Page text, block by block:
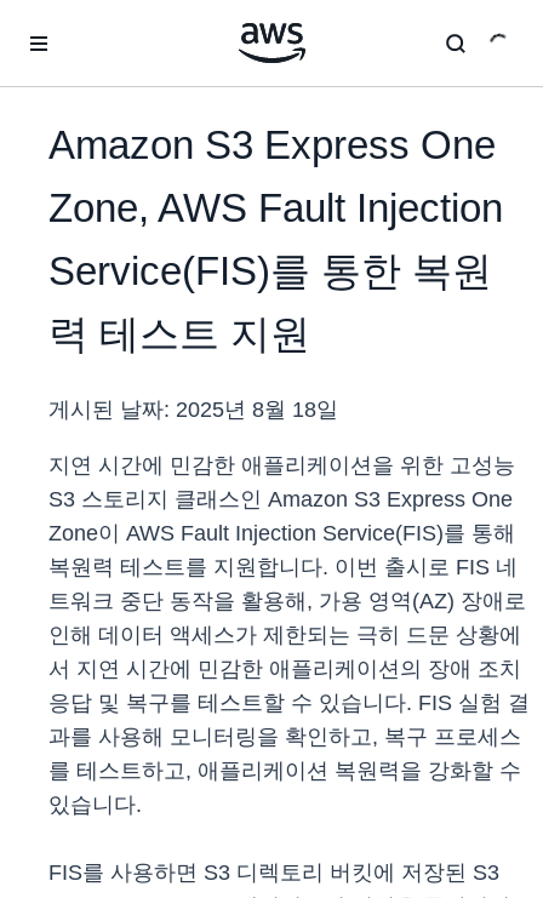
Amazon S3 Express One
Zone, AWS Fault Injection
Service(FIS)를 통한 복원
력 테스트 지원
게시된 날짜: 2025년 8월 18일
지연 시간에 민감한 애플리케이션을 위한 고성능
S3 스토리지 클래스인 Amazon S3 Express One
Zone이 AWS Fault Injection Service(FIS)를 통해
복원력 테스트를 지원합니다. 이번 출시로 FIS 네
트워크 중단 동작을 활용해, 가용 영역(AZ) 장애로
인해 데이터 액세스가 제한되는 극히 드문 상황에
서 지연 시간에 민감한 애플리케이션의 장애 조치
응답 및 복구를 테스트할 수 있습니다. FIS 실험 결
과를 사용해 모니터링을 확인하고, 복구 프로세스
를 테스트하고, 애플리케이션 복원력을 강화할 수
있습니다.
FIS를 사용하면 S3 디렉토리 버킷에 저장된 S3